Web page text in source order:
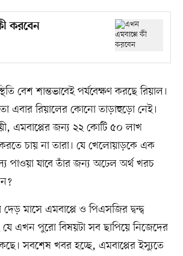
করবেন
বেশ শান্তভাবেই পর্যবেক্ষণ করছে রিয়াল।
এবার রিয়ালের কোনো তাড়াহুড়ো নেই।
এমবাপ্পের জন্য ২২ কোটি ৫০ লাখ
চায় না তারা। যে খেলোয়াড়কে এক
পাওয়া যাবে তাঁর জন্য অঢেল অর্থ খরচ
মাসে এমবাপ্পে ও পিএসজির দ্বন্দ্ব
যে এখন পুরো বিষয়টা সব ছাপিয়ে নিজেদের
সবশেষ খবর হচ্ছে, এমবাপ্পের ইস্যুতে